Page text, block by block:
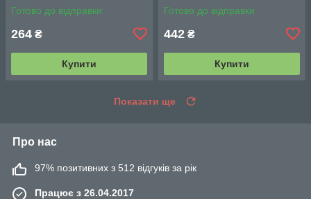
вентиляцією
Готово до відправки
264 ₴
Купити
fucntion Rack JC606
/ Підлогова вузька стелаж-
Готово до відправки
442 ₴
Купити
Показати ще
Про нас
97% позитивних з 512 відгуків за рік
Працює з 26.04.2017